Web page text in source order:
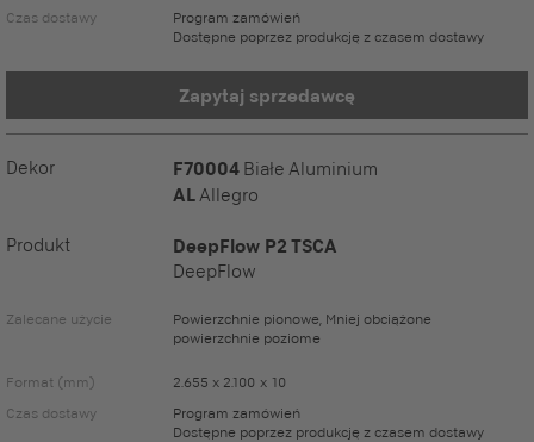
Czas dostawy
Program zamówień
Dostępne poprzez produkcję z czasem dostawy
Zapytaj sprzedawcę
Dekor F70004 Białe Aluminium
ALAllegro
Produkt DeepFlow P2 TSCA
DeepFlow
Zalecane użycie
Powierzchnie pionowe, Mniej obciążone
powierzchnie poziome
Format (mm)
2.655 x 2.100 x 10
Czas dostawy
Program zamówień
Dostępne poprzez produkcję z czasem dostawy